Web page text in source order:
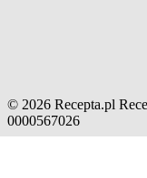
© 2026 Recepta.pl
0000567026